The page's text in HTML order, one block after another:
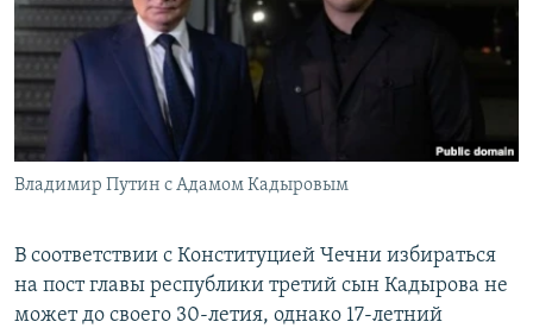
Владимир Путин с Адамом Кадыровым
В соответствии с Конституцией Чечни избираться
на пост главы республики третий сын Кадырова не
может до своего 30-летия, однако 17-летний